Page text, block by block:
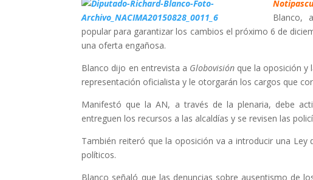
Blanco,
popular para garantizar los cambios el próximo 6 de
una oferta engañosa.
Blanco dijo en entrevista a Globovisiónque la oposición y
representación oficialista y le otorgarán los cargos que
Manifestó que la AN, a través de la plenaria, debe
entreguen los recursos a las alcaldías y se revisen las
También reiteró que la oposición va a introducir una Ley
políticos.
Blanco señaló que las denuncias sobre ausentismo de